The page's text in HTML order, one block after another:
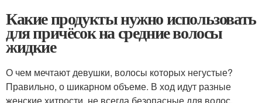
Какие продукты нужно использовать
для причёсок на средние волосы
жидкие
О чем мечтают девушки, волосы которых негустые?
Правильно, о шикарном объеме. В ход идут разные